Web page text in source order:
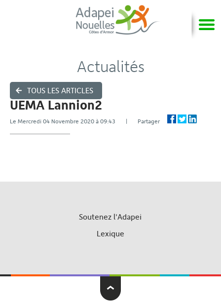
TOUS LES ARTICLES
Actualités
UEMA Lannion2
Le Mercredi 04 Novembre 2020 à 09:43 | Partager
Soutenez l'Adapei
Lexique